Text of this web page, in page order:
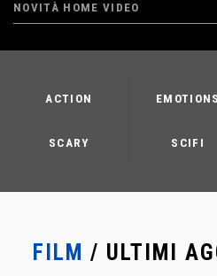
NOVITÀ HOME VIDEO
ACTION EMOTIONS
SCARY SCIFI
FILM / ULTIMI